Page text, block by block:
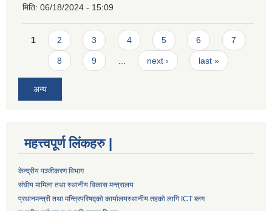
मिति: 06/18/2024 - 15:09
Pages
1 2 3 4 5 6 7
8 9 … next › last »
अन्य
महत्त्वपूर्ण लिंकहरु |
केन्द्रीय पञ्जीकरण विभाग
संघीय मामिला तथा स्थानीय विकास मन्त्रालय
प्रधानमन्त्री तथा मन्त्रिपरिषद्को कार्यालयस्थानीय तहको लागि ICT ब्लग